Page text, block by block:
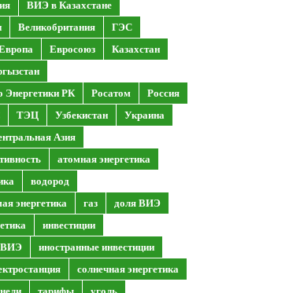
ВИЭ в Казахстане
Великобритания
ГЭС
Евросоюз
Казахстан
Энергетики РК
Росатом
Россия
ТЭЦ Узбекистан
Украина
Азия
атомная энергетика
водород
энергетика
газ
доля ВИЭ
инвестиции
ВИЭ
иностранные инвестиции
солнечная энергетика
тарифы уголь